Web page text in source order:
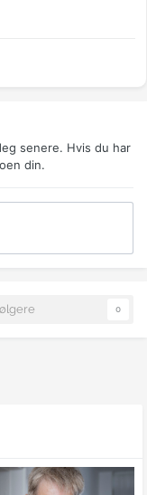
senere. Hvis du har
din.
0